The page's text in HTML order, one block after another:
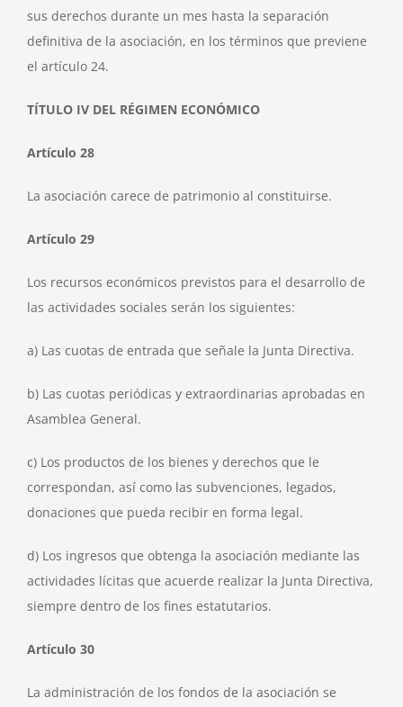
sus derechos durante un mes hasta la separación
definitiva de la asociación, en los términos que previene
el artículo 24.
TÍTULO IV DEL RÉGIMEN ECONÓMICO
Artículo 28
La asociación carece de patrimonio al constituirse.
Artículo 29
Los recursos económicos previstos para el desarrollo de
las actividades sociales serán los siguientes:
a) Las cuotas de entrada que señale la Junta Directiva.
b) Las cuotas periódicas y extraordinarias aprobadas en
Asamblea General.
c) Los productos de los bienes y derechos que le
correspondan, así como las subvenciones, legados,
donaciones que pueda recibir en forma legal.
d) Los ingresos que obtenga la asociación mediante las
actividades lícitas que acuerde realizar la Junta Directiva,
siempre dentro de los fines estatutarios.
Artículo 30
La administración de los fondos de la asociación se